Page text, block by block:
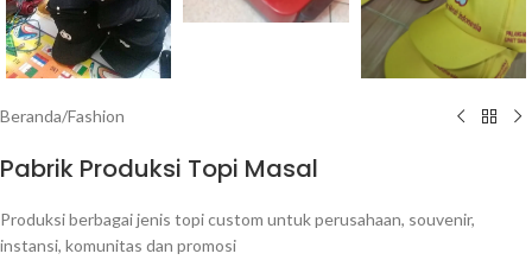
Beranda/Fashion
Pabrik Produksi Topi Masal
Produksi berbagai jenis topi custom untuk perusahaan, souvenir,
instansi, komunitas dan promosi